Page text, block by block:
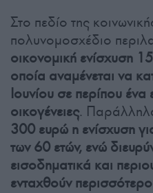
Στο πεδίο της
πολυνομοσχέδιο
οικονομική ενίσχυση
οποία αναμένεται να
Ιουνίου σε περίπου
οικογένειες.
300 ευρώ η ενίσχυση
των 60 ετών, ενώ
εισοδηματικά και
ενταχθούν